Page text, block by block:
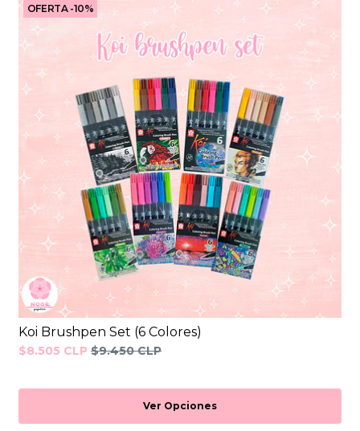
OFERTA -10%
Koi Brushpen Set (6 Colores)
$8.505 CLP $9.450 CLP
Ver Opciones